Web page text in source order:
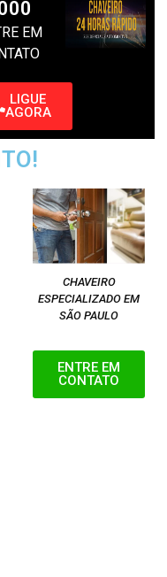
EM
LIGUE
AGORA
CHAVEIRO
ESPECIALIZADO EM
SÃO PAULO
ENTRE EM
CONTATO